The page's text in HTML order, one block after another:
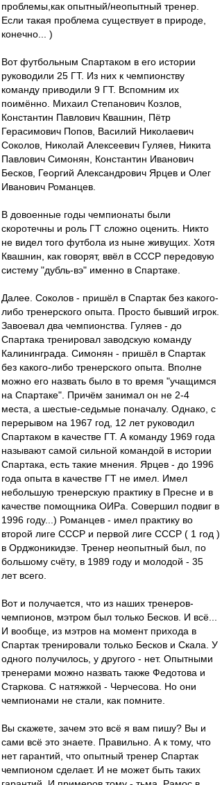
проблемы,как опытный/неопытный тренер.
Если такая проблема существует в природе,
конечно... )
Вот футбольным Спартаком в его истории
руководили 25 ГТ. Из них к чемпионству
команду приводили 9 ГТ. Вспомним их
поимённо. Михаил Степанович Козлов,
Константин Павлович Квашнин, Пётр
Герасимович Попов, Василий Николаевич
Соколов, Николай Алексеевич Гуляев, Никита
Павлович Симонян, Константин Иванович
Бесков, Георгий Александрович Ярцев и Олег
Иванович Романцев.
В довоенные годы чемпионаты были
скоротечны и роль ГТ сложно оценить. Никто
не видел того футбола из ныне живущих. Хотя
Квашнин, как говорят, ввёл в СССР передовую
систему "дубль-вэ" именно в Спартаке.
Далее. Соколов - пришёл в Спартак без какого-
либо тренерского опыта. Просто бывший игрок.
Завоевал два чемпионства. Гуляев - до
Спартака тренировал заводскую команду
Калининграда. Симонян - пришёл в Спартак
без какого-либо тренерского опыта. Вполне
можно его назвать было в то время "учащимся
на Спартаке". Причём занимал он не 2-4
места, а шестые-седьмые поначалу. Однако, с
перерывом на 1967 год, 12 лет руководил
Спартаком в качестве ГТ. А команду 1969 года
называют самой сильной командой в истории
Спартака, есть такие мнения. Ярцев - до 1996
года опыта в качестве ГТ не имел. Имел
небольшую тренерскую практику в Пресне и в
качестве помощника ОИРа. Совершил подвиг в
1996 году...) Романцев - имел практику во
второй лиге СССР и первой лиге СССР ( 1 год )
в Орджоникидзе. Тренер неопытный был, по
большому счёту, в 1989 году и молодой - 35
лет всего.
Вот и получается, что из наших тренеров-
чемпионов, мэтром был только Бесков. И всё...
И вообще, из мэтров на момент прихода в
Спартак тренировали только Бесков и Скала. У
одного получилось, у другого - нет. Опытными
тренерами можно назвать также Федотова и
Старкова. С натяжкой - Черчесова. Но они
чемпионами не стали, как помните.
Вы скажете, зачем это всё я вам пишу? Вы и
сами всё это знаете. Правильно. А к тому, что
нет гарантий, что опытный тренер Спартак
чемпионом сделает. И не может быть таких